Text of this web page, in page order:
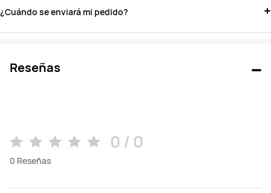
¿Cuándo se enviará mi pedido?
Reseñas
0 / 0
0 Reseñas